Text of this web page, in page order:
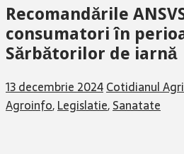
Recomandările
consumatori în
Sărbătorilor de iarnă
13 decembrie 2024Cotidianul
Agroinfo,Legislatie,Sanatate